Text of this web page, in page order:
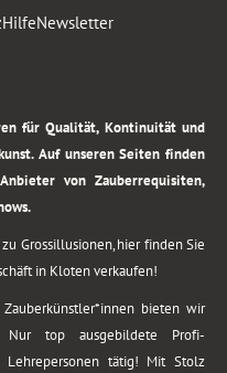
HilfeNewsletter
für Qualität, Kontinuität und
Auf unseren Seiten finden
von Zauberrequisiten,
Grossillusionen, hier finden Sie
in Kloten verkaufen!
bieten wir
Nur top ausgebildete Profi-
tätig! Mit Stolz